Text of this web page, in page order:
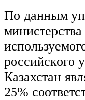
По данным
российского
Казахстан
25%